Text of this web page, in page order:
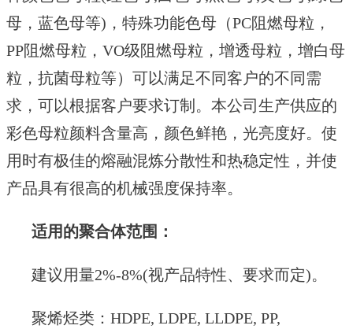
母 ， 蓝色母等) ， 特殊功能色母（PC阻燃母粒，
PP阻燃母粒，VO级阻燃母粒，增透母粒，增白母
粒，抗菌母粒等） 可以满足不同客户的不同需
求，可以根据客户要求订制 。 本公司生产供应的
彩色母粒颜料含量高，颜色鲜艳，光亮度好。使
用时有极佳的熔融混炼分散性和热稳定性，并使
产品具有很高的机械强度保持率。
适用的聚合体范围 ：
建议用量2%-8%(视产品特性、要求而定)。
聚烯烃类： HDPE, LDPE, LLDPE, PP,